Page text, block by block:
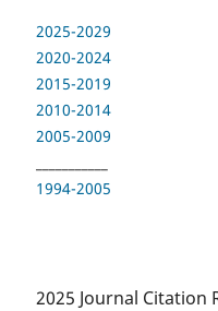
2025-2029
2020-2024
2015-2019
2010-2014
2005-2009
1994-2005
2025 Journal Citation